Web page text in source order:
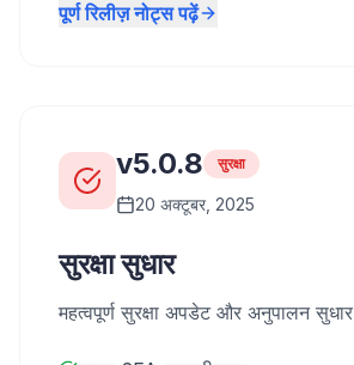
पूर्ण रिलीज़ नोट्स पढ़ें
v5.0.8 सुरक्षा
20 अक्टूबर, 2025
सुरक्षा सुधार
महत्वपूर्ण सुरक्षा अपडेट और अनुपालन सुधार